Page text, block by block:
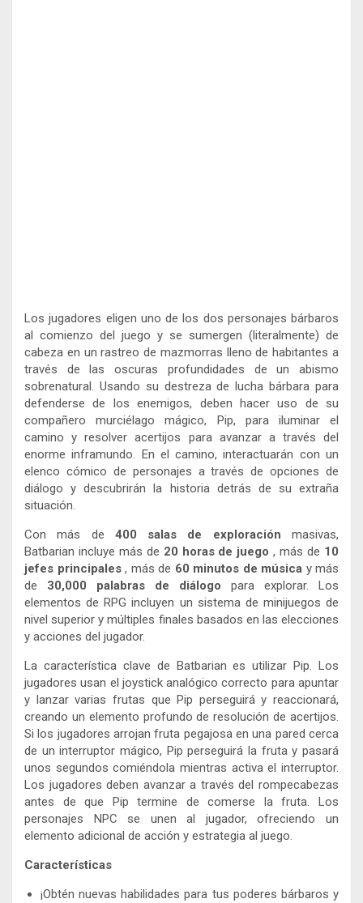
Los jugadores eligen uno de los dos personajes bárbaros
al comienzo del juego y se sumergen (literalmente) de
cabeza en un rastreo de mazmorras lleno de habitantes a
través de las oscuras profundidades de un abismo
sobrenatural. Usando su destreza de lucha bárbara para
defenderse de los enemigos, deben hacer uso de su
compañero murciélago mágico, Pip, para iluminar el
camino y resolver acertijos para avanzar a través del
enorme inframundo. En el camino, interactuarán con un
elenco cómico de personajes a través de opciones de
diálogo y descubrirán la historia detrás de su extraña
situación.
Con más de 400 salas de exploración masivas,
Batbarian incluye más de 20 horas de juego , más de 10
jefes principales, más de 60 minutos de música y más
de 30,000 palabras de diálogo para explorar. Los
elementos de RPG incluyen un sistema de minijuegos de
nivel superior y múltiples finales basados ​​en las elecciones
y acciones del jugador.
La característica clave de Batbarian es utilizar Pip. Los
jugadores usan el joystick analógico correcto para apuntar
y lanzar varias frutas que Pip perseguirá y reaccionará,
creando un elemento profundo de resolución de acertijos.
Si los jugadores arrojan fruta pegajosa en una pared cerca
de un interruptor mágico, Pip perseguirá la fruta y pasará
unos segundos comiéndola mientras activa el interruptor.
Los jugadores deben avanzar a través del rompecabezas
antes de que Pip termine de comerse la fruta. Los
personajes NPC se unen al jugador, ofreciendo un
elemento adicional de acción y estrategia al juego.
Características
¡Obtén nuevas habilidades para tus poderes bárbaros y